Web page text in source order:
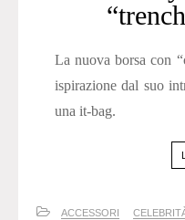
La nuova borsa con
ispirazione dal suo
una it-bag.
ACCESSORI